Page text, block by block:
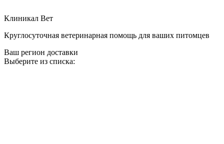
Клиникал Вет
Круглосуточная ветеринарная помощь для ваших питомцев
Ваш регион доставки
Выберите из списка: